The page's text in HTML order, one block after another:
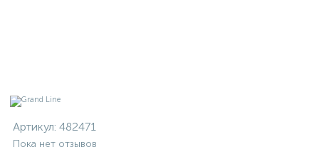
Артикул: 482471
Пока нет отзывов